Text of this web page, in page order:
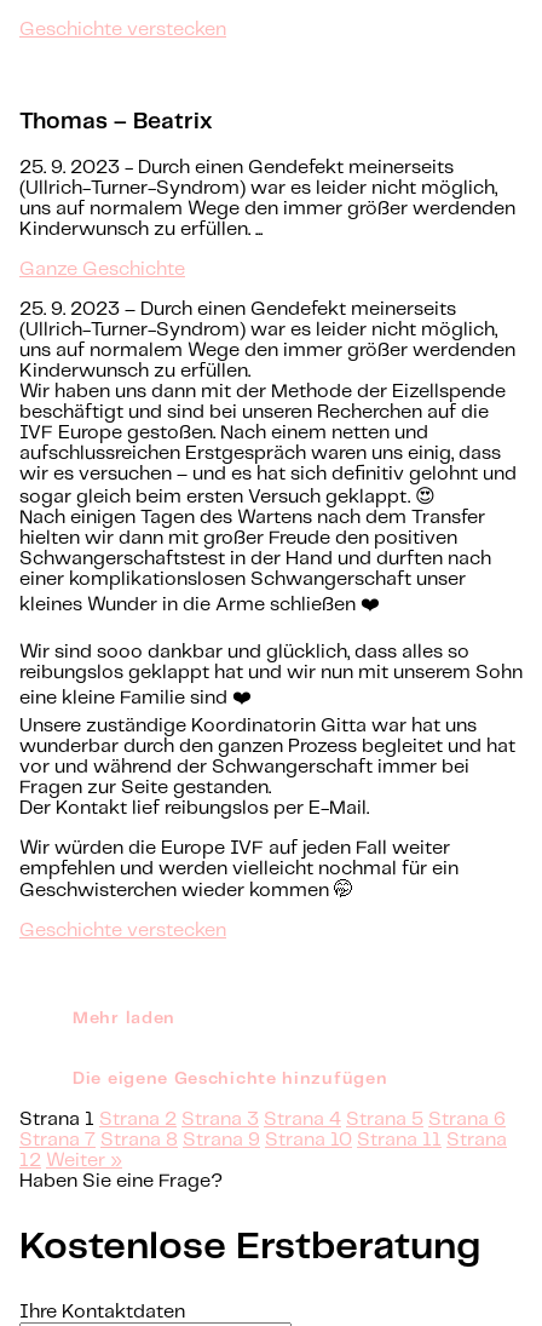
Geschichte verstecken
Thomas – Beatrix
25. 9. 2023 - Durch einen Gendefekt meinerseits
(Ullrich-Turner-Syndrom) war es leider nicht möglich,
uns auf normalem Wege den immer größer werdenden
Kinderwunsch zu erfüllen. ...
Ganze Geschichte
25. 9. 2023 – Durch einen Gendefekt meinerseits
(Ullrich-Turner-Syndrom) war es leider nicht möglich,
uns auf normalem Wege den immer größer werdenden
Kinderwunsch zu erfüllen.
Wir haben uns dann mit der Methode der Eizellspende
beschäftigt und sind bei unseren Recherchen auf die
IVF Europe gestoßen. Nach einem netten und
aufschlussreichen Erstgespräch waren uns einig, dass
wir es versuchen – und es hat sich definitiv gelohnt und
sogar gleich beim ersten Versuch geklappt. 😍
Nach einigen Tagen des Wartens nach dem Transfer
hielten wir dann mit großer Freude den positiven
Schwangerschaftstest in der Hand und durften nach
einer komplikationslosen Schwangerschaft unser
kleines Wunder in die Arme schließen ❤️
Wir sind sooo dankbar und glücklich, dass alles so
reibungslos geklappt hat und wir nun mit unserem Sohn
eine kleine Familie sind ❤️
Unsere zuständige Koordinatorin Gitta war hat uns
wunderbar durch den ganzen Prozess begleitet und hat
vor und während der Schwangerschaft immer bei
Fragen zur Seite gestanden.
Der Kontakt lief reibungslos per E-Mail.
Wir würden die Europe IVF auf jeden Fall weiter
empfehlen und werden vielleicht nochmal für ein
Geschwisterchen wieder kommen 🤭
Geschichte verstecken
Mehr laden
Die eigene Geschichte hinzufügen
Strana 1 Strana 2 Strana 3 Strana 4 Strana 5 Strana 6
Strana 7 Strana 8 Strana 9 Strana 10 Strana 11 Strana
12 Weiter »
Haben Sie eine Frage?
Kostenlose Erstberatung
Ihre Kontaktdaten